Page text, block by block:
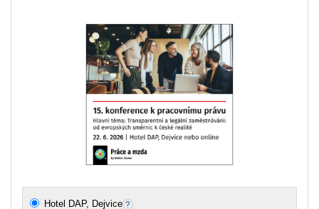
Hotel DAP, Dejvice